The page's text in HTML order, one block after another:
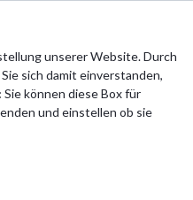
unserer Website. Durch
sich damit einverstanden,
Sie können diese Box für
und einstellen ob sie